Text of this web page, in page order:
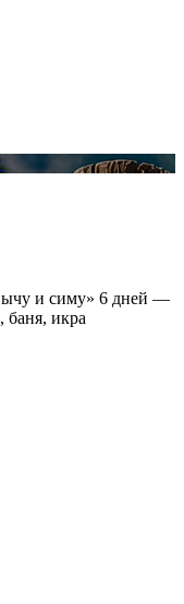
и симу» 6 дней —
баня, икра